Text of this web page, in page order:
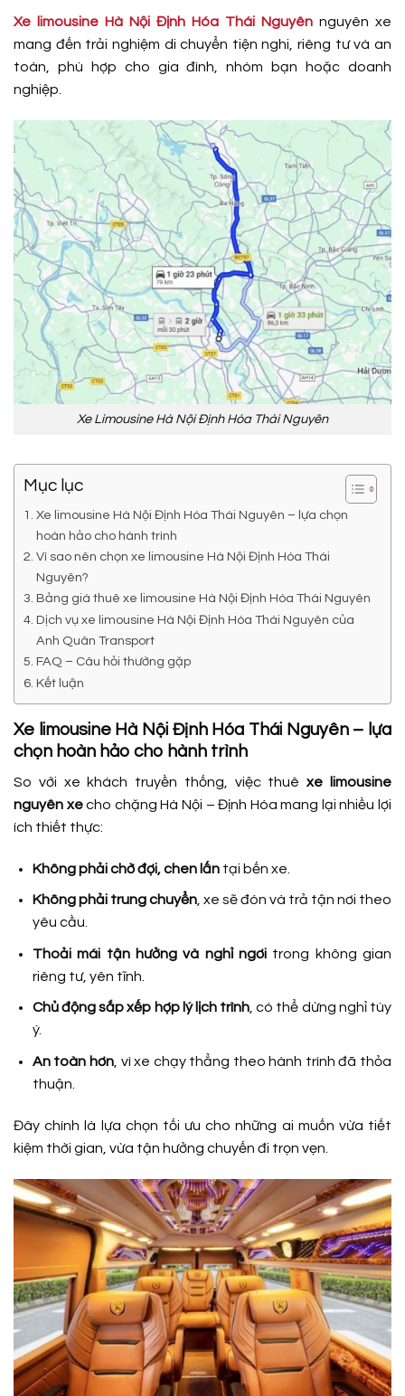
Xe limousine Hà Nội Định Hóa Thái Nguyên nguyên xe
mang đến trải nghiệm di chuyển tiện nghi, riêng tư và an
toàn, phù hợp cho gia đình, nhóm bạn hoặc doanh
nghiệp.
Xe Limousine Hà Nội Định Hóa Thái Nguyên
Mục lục
Xe limousine Hà Nội Định Hóa Thái Nguyên – lựa chọn
hoàn hảo cho hành trình
Vì sao nên chọn xe limousine Hà Nội Định Hóa Thái
Nguyên?
Bảng giá thuê xe limousine Hà Nội Định Hóa Thái Nguyên
Dịch vụ xe limousine Hà Nội Định Hóa Thái Nguyên của
Anh Quân Transport
FAQ – Câu hỏi thường gặp
Kết luận
Xe limousine Hà Nội Định Hóa Thái Nguyên – lựa
chọn hoàn hảo cho hành trình
So với xe khách truyền thống, việc thuêxe limousine
nguyên xecho chặng Hà Nội – Định Hóa mang lại nhiều lợi
ích thiết thực:
Không phải chờ đợi, chen lấntại bến xe.
Không phải trung chuyển, xe sẽ đón và trả tận nơi theo
yêu cầu.
Thoải mái tận hưởng và nghỉ ngơitrong không gian
riêng tư, yên tĩnh.
Chủ động sắp xếp hợp lý lịch trình, có thể dừng nghỉ tùy
ý.
An toàn hơn, vì xe chạy thẳng theo hành trình đã thỏa
thuận.
Đây chính là lựa chọn tối ưu cho những ai muốn vừa tiết
kiệm thời gian, vừa tận hưởng chuyến đi trọn vẹn.